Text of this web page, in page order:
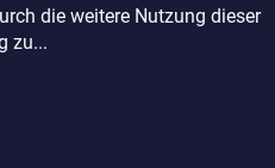
die weitere Nutzung dieser
zu...